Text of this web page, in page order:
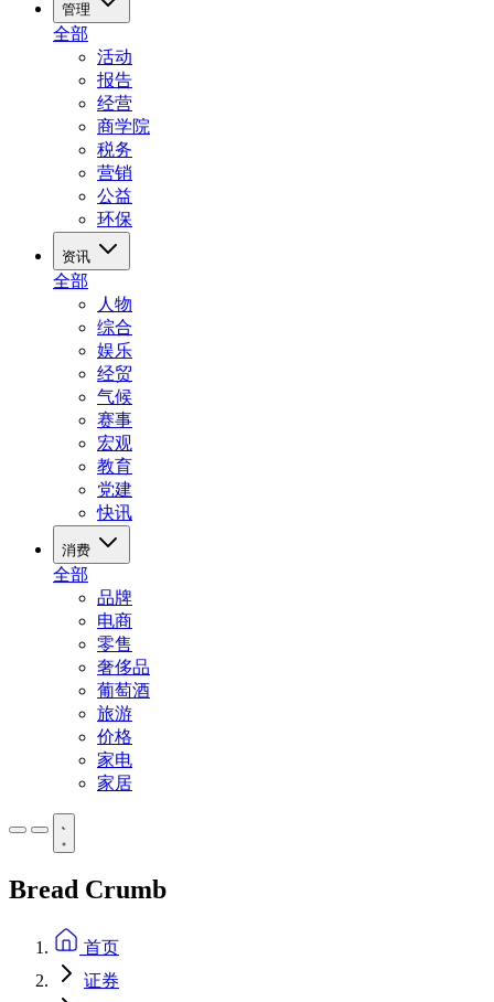
管理
全部
活动
报告
经营
商学院
税务
营销
公益
环保
资讯
全部
人物
综合
娱乐
经贸
气候
赛事
宏观
教育
党建
快讯
消费
全部
品牌
电商
零售
奢侈品
葡萄酒
旅游
价格
家电
家居
Bread Crumb
首页
证券